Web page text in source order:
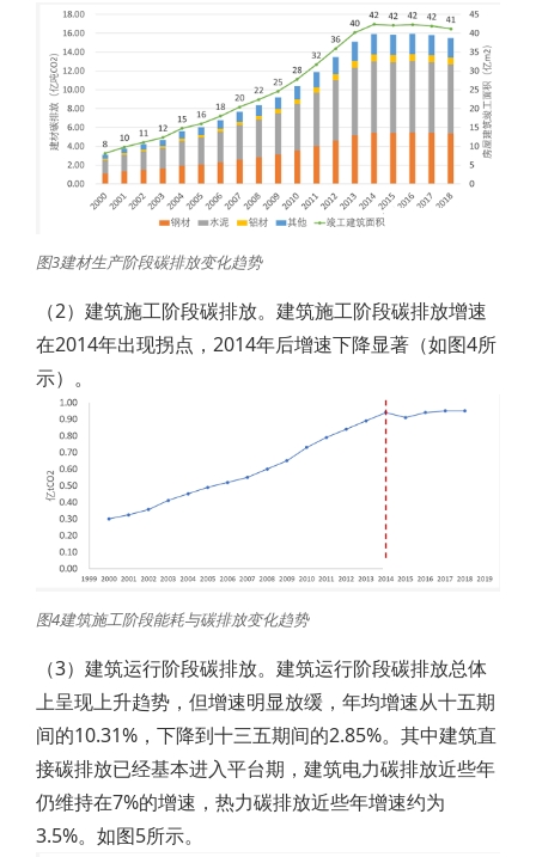
图3建材生产阶段碳排放变化趋势
（2）建筑施工阶段碳排放。建筑施工阶段碳排放增速
在2014年出现拐点，2014年后增速下降显著（如图4所
示）。
图4建筑施工阶段能耗与碳排放变化趋势
（3）建筑运行阶段碳排放。建筑运行阶段碳排放总体
上呈现上升趋势，但增速明显放缓，年均增速从十五期
间的10.31%，下降到十三五期间的2.85%。其中建筑直
接碳排放已经基本进入平台期，建筑电力碳排放近些年
仍维持在7%的增速，热力碳排放近些年增速约为
3.5%。如图5所示。